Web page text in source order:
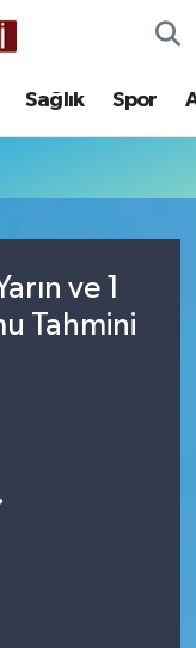
Sağlık Spor
ve 1
Tahmini